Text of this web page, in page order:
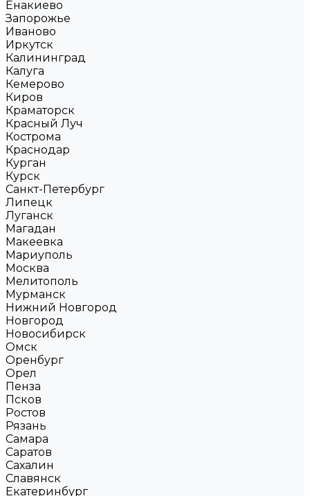
Енакиево
Запорожье
Иваново
Иркутск
Калининград
Калуга
Кемерово
Киров
Краматорск
Красный Луч
Кострома
Краснодар
Курган
Курск
Санкт-Петербург
Липецк
Луганск
Магадан
Макеевка
Мариуполь
Москва
Мелитополь
Мурманск
Нижний Новгород
Новгород
Новосибирск
Омск
Оренбург
Орел
Пенза
Псков
Ростов
Рязань
Самара
Саратов
Сахалин
Славянск
Екатеринбург